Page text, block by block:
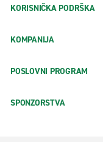
KORISNIČKA PODRŠKA
KOMPANIJA
POSLOVNI PROGRAM
SPONZORSTVA